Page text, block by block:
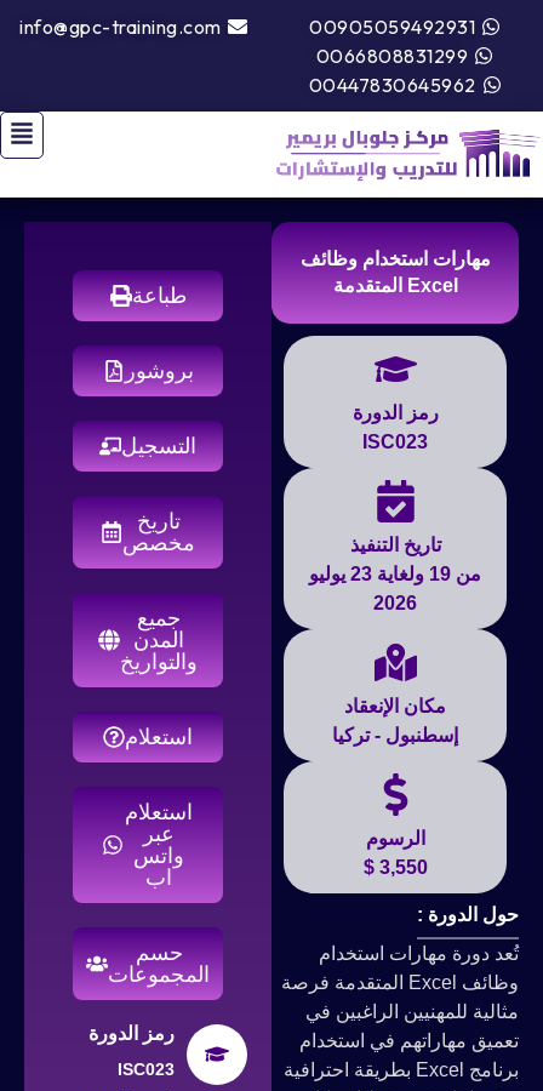
00905059492931
0066808831299
00447830645962
info@gpc-training.com
مهارات استخدام وظائف
Excel المتقدمة
رمز الدورة
ISC023
تاريخ التنفيذ
من 19 ولغاية 23 يوليو
2026
مكان الإنعقاد
إسطنبول - تركيا
الرسوم
3,550 $
حول الدورة :
تُعد دورة مهارات استخدام
وظائف Excel المتقدمة فرصة
مثالية للمهنيين الراغبين في
تعميق مهاراتهم في استخدام
برنامج Excel بطريقة احترافية
طباعة
بروشور
التسجيل
تاريخ
مخصص
جميع
المدن
والتواريخ
استعلام
استعلام
عبر
واتس
اب
حسم
المجموعات
رمز الدورة
ISC023